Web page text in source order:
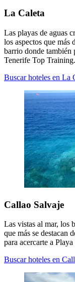
La Caleta
Las playas de aguas
los aspectos que más
barrio donde también
Tenerife Top Training.
Buscar hoteles en La
Callao Salvaje
Las vistas al mar, los
que más se destacan
para acercarte a
Buscar hoteles en